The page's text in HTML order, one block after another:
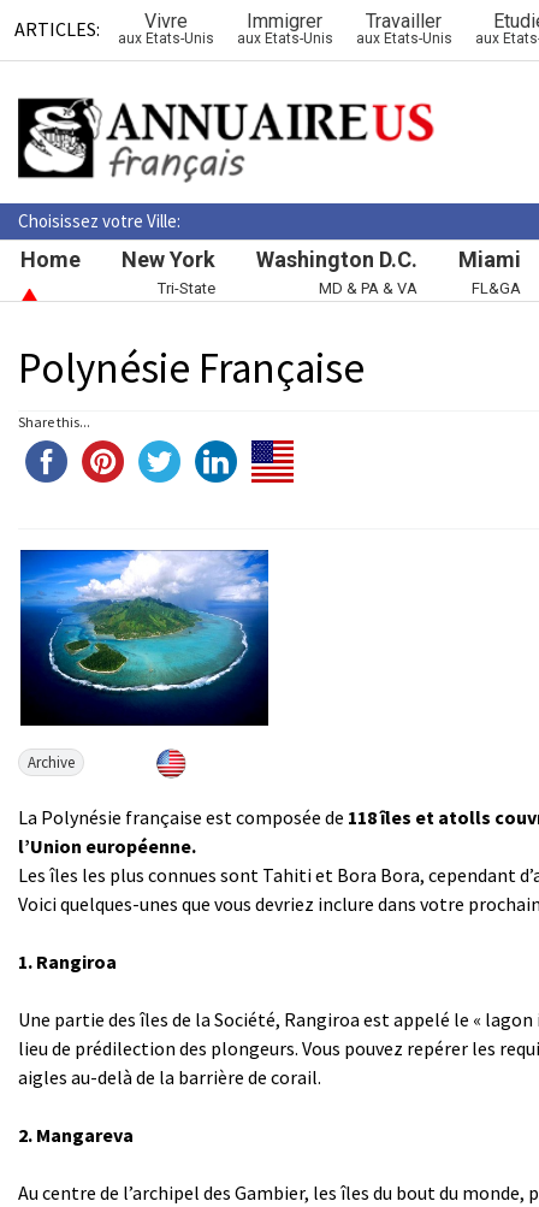
ARTICLES: Vivre
aux Etats-Unis
Immigrer
aux Etats-Unis
Travailler
aux Etats-Unis aux
Choisissez votre Ville:
Home New York
Tri-State
Washington D.C.
MD & PA & VA
Miami
FL&GA
Polynésie Française
Share this...
Archive
La Polynésie française est composée de 118 îles et atolls
l’Union européenne.
Les îles les plus connues sont Tahiti et Bora Bora, cependant
Voici quelques-unes que vous devriez inclure dans votre
1. Rangiroa
Une partie des îles de la Société, Rangiroa est appelé le «
lieu de prédilection des plongeurs. Vous pouvez repérer les
aigles au-delà de la barrière de corail.
2. Mangareva
Au centre de l’archipel des Gambier, les îles du bout du